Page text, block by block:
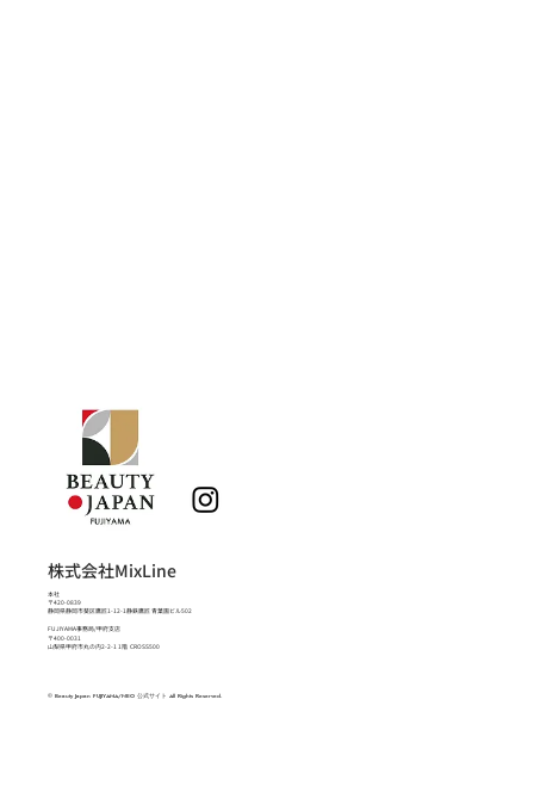
株式会社MixLine
本社
〒420-0839
静岡県静岡市葵区鷹匠1-12-1静鉄鷹匠 青葉園ビル502
FUJIYAMA事務局/甲府支店
〒400-0031
山梨県甲府市丸の内2-2-1 1階 CROSS500
© Beauty Japan FUJIYAMA/NEO 公式サイト All Rights Reserved.